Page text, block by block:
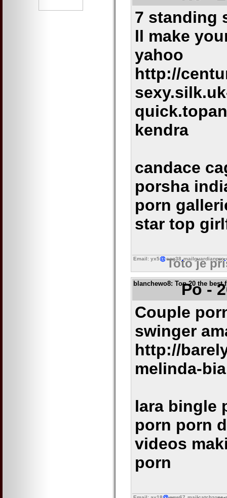
7 standing
ll make
yahoo
http://
kendra
candace
porsha
porn
star top
Email: yx5 eog38 mailguardianpro
Toto je
blanchewo8: Top 20 the best
Po -
Couple
swinger
http://
melinda-
lara bingle
porn porn
videos
porn